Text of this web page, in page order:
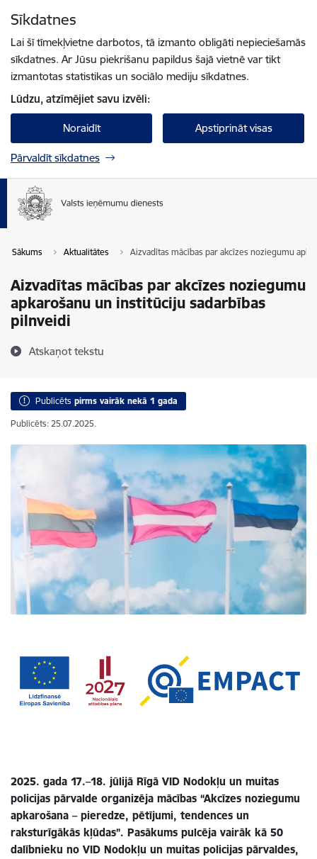
Sīkdatnes
Lai šī tīmekļvietne darbotos, tā izmanto obligāti nepieciešamās
sīkdatnes. Ar Jūsu piekrišanu papildus šajā vietnē var tikt
izmantotas statistikas un sociālo mediju sīkdatnes.
Lūdzu, atzīmējiet savu izvēli:
Noraidīt Apstiprināt visas
Pārvaldīt sīkdatnes
Sākums Aktualitātes Aizvadītas mācības par akcīzes noziegumu
Aizvadītas mācības par akcīzes noziegumu
apkarošanu un institūciju sadarbības
pilnveidi
Atskaņot tekstu
Publicēts pirms vairāk nekā 1 gada
Publicēts: 25.07.2025.
2025. gada 17.–18. jūlijā Rīgā VID Nodokļu un muitas
policijas pārvalde organizēja mācības “Akcīzes noziegumu
apkarošana – pieredze, pētījumi, tendences un
raksturīgākās kļūdas”. Pasākums pulcēja vairāk kā 50
dalībnieku no VID Nodokļu un muitas policijas pārvaldes,